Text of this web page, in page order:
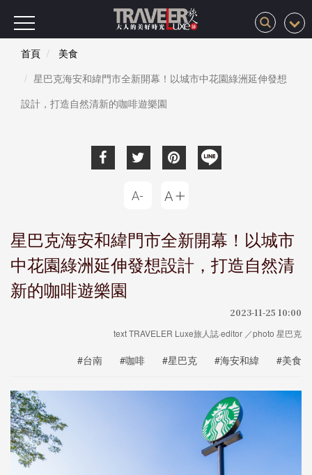
首頁
美食
星巴克海安和緯門市全新開幕！以城市中花園綠洲延伸發想
設計，打造自然清新的咖啡遊樂園
星巴克海安和緯門市全新開幕！以城市
中花園綠洲延伸發想設計，打造自然清
新的咖啡遊樂園
2023-11-25 10:00
text TRAVELER Luxe旅人誌·editor ／photo 星巴克
#台南 #咖啡 #星巴克 #海安和緯 #美食